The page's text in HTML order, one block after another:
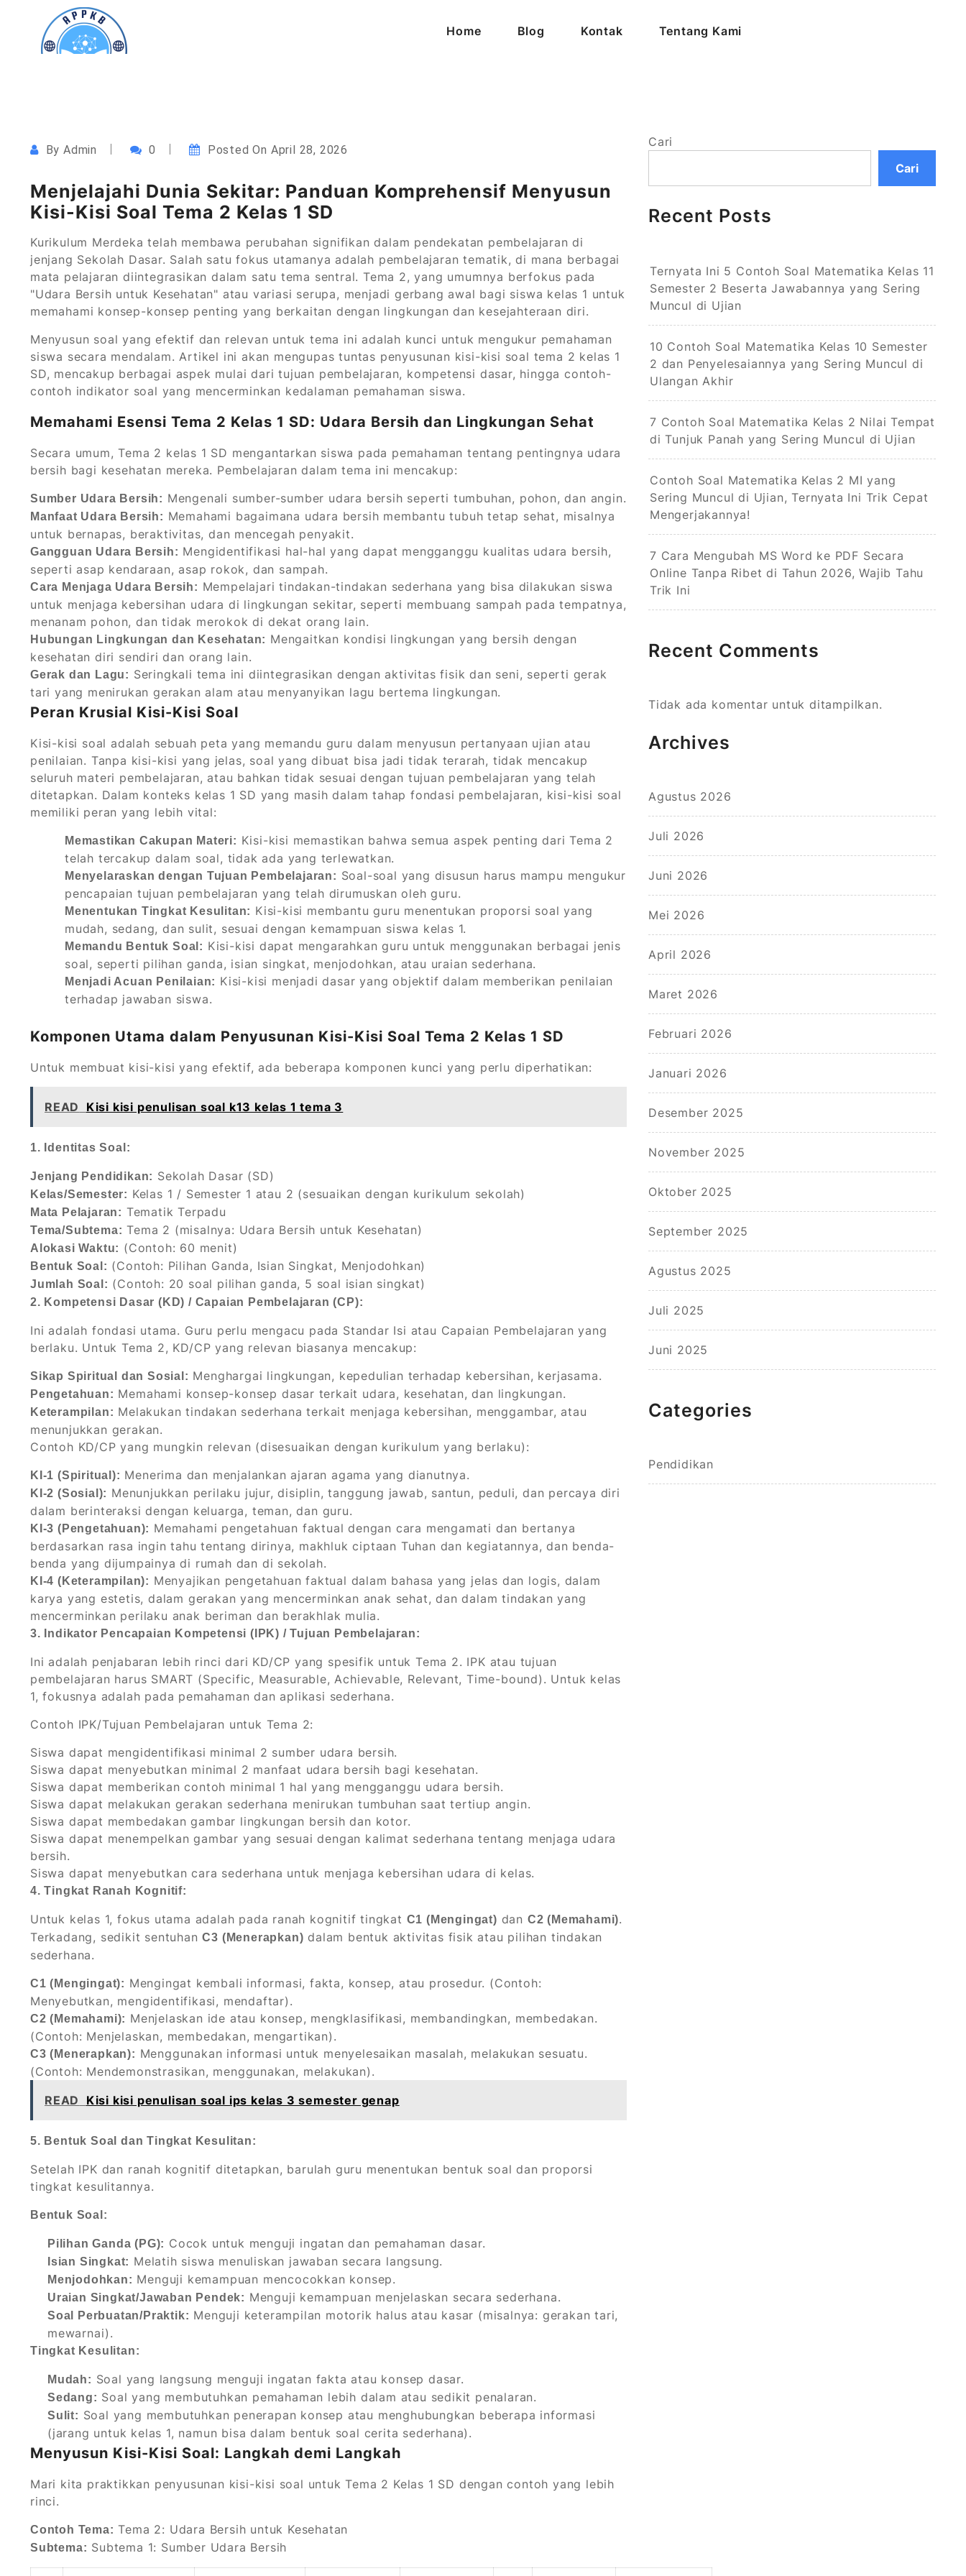
content
Home Blog Kontak Tentang Kami
ByAdmin 0 Posted On April 28, 2026
Menjelajahi Dunia Sekitar: Panduan Komprehensif Menyusun
Kisi-Kisi Soal Tema 2 Kelas 1 SD
Kurikulum Merdeka telah membawa perubahan signifikan dalam pendekatan pembelajaran di
jenjang Sekolah Dasar. Salah satu fokus utamanya adalah pembelajaran tematik, di mana berbagai
mata pelajaran diintegrasikan dalam satu tema sentral. Tema 2, yang umumnya berfokus pada
"Udara Bersih untuk Kesehatan" atau variasi serupa, menjadi gerbang awal bagi siswa kelas 1 untuk
memahami konsep-konsep penting yang berkaitan dengan lingkungan dan kesejahteraan diri.
Menyusun soal yang efektif dan relevan untuk tema ini adalah kunci untuk mengukur pemahaman
siswa secara mendalam. Artikel ini akan mengupas tuntas penyusunan kisi-kisi soal tema 2 kelas 1
SD, mencakup berbagai aspek mulai dari tujuan pembelajaran, kompetensi dasar, hingga contoh-
contoh indikator soal yang mencerminkan kedalaman pemahaman siswa.
Memahami Esensi Tema 2 Kelas 1 SD: Udara Bersih dan Lingkungan Sehat
Secara umum, Tema 2 kelas 1 SD mengantarkan siswa pada pemahaman tentang pentingnya udara
bersih bagi kesehatan mereka. Pembelajaran dalam tema ini mencakup:
Sumber Udara Bersih: Mengenali sumber-sumber udara bersih seperti tumbuhan, pohon, dan angin.
Manfaat Udara Bersih: Memahami bagaimana udara bersih membantu tubuh tetap sehat, misalnya
untuk bernapas, beraktivitas, dan mencegah penyakit.
Gangguan Udara Bersih: Mengidentifikasi hal-hal yang dapat mengganggu kualitas udara bersih,
seperti asap kendaraan, asap rokok, dan sampah.
Cara Menjaga Udara Bersih: Mempelajari tindakan-tindakan sederhana yang bisa dilakukan siswa
untuk menjaga kebersihan udara di lingkungan sekitar, seperti membuang sampah pada tempatnya,
menanam pohon, dan tidak merokok di dekat orang lain.
Hubungan Lingkungan dan Kesehatan: Mengaitkan kondisi lingkungan yang bersih dengan
kesehatan diri sendiri dan orang lain.
Gerak dan Lagu: Seringkali tema ini diintegrasikan dengan aktivitas fisik dan seni, seperti gerak
tari yang menirukan gerakan alam atau menyanyikan lagu bertema lingkungan.
Peran Krusial Kisi-Kisi Soal
Kisi-kisi soal adalah sebuah peta yang memandu guru dalam menyusun pertanyaan ujian atau
penilaian. Tanpa kisi-kisi yang jelas, soal yang dibuat bisa jadi tidak terarah, tidak mencakup
seluruh materi pembelajaran, atau bahkan tidak sesuai dengan tujuan pembelajaran yang telah
ditetapkan. Dalam konteks kelas 1 SD yang masih dalam tahap fondasi pembelajaran, kisi-kisi soal
memiliki peran yang lebih vital:
Memastikan Cakupan Materi: Kisi-kisi memastikan bahwa semua aspek penting dari Tema 2
telah tercakup dalam soal, tidak ada yang terlewatkan.
Menyelaraskan dengan Tujuan Pembelajaran: Soal-soal yang disusun harus mampu mengukur
pencapaian tujuan pembelajaran yang telah dirumuskan oleh guru.
Menentukan Tingkat Kesulitan: Kisi-kisi membantu guru menentukan proporsi soal yang
mudah, sedang, dan sulit, sesuai dengan kemampuan siswa kelas 1.
Memandu Bentuk Soal: Kisi-kisi dapat mengarahkan guru untuk menggunakan berbagai jenis
soal, seperti pilihan ganda, isian singkat, menjodohkan, atau uraian sederhana.
Menjadi Acuan Penilaian: Kisi-kisi menjadi dasar yang objektif dalam memberikan penilaian
terhadap jawaban siswa.
Komponen Utama dalam Penyusunan Kisi-Kisi Soal Tema 2 Kelas 1 SD
Untuk membuat kisi-kisi yang efektif, ada beberapa komponen kunci yang perlu diperhatikan:
READ Kisi kisi penulisan soal k13 kelas 1 tema 3
1. Identitas Soal:
Jenjang Pendidikan: Sekolah Dasar (SD)
Kelas/Semester: Kelas 1 / Semester 1 atau 2 (sesuaikan dengan kurikulum sekolah)
Mata Pelajaran: Tematik Terpadu
Tema/Subtema: Tema 2 (misalnya: Udara Bersih untuk Kesehatan)
Alokasi Waktu: (Contoh: 60 menit)
Bentuk Soal: (Contoh: Pilihan Ganda, Isian Singkat, Menjodohkan)
Jumlah Soal: (Contoh: 20 soal pilihan ganda, 5 soal isian singkat)
2. Kompetensi Dasar (KD) / Capaian Pembelajaran (CP):
Ini adalah fondasi utama. Guru perlu mengacu pada Standar Isi atau Capaian Pembelajaran yang
berlaku. Untuk Tema 2, KD/CP yang relevan biasanya mencakup:
Sikap Spiritual dan Sosial: Menghargai lingkungan, kepedulian terhadap kebersihan, kerjasama.
Pengetahuan: Memahami konsep-konsep dasar terkait udara, kesehatan, dan lingkungan.
Keterampilan: Melakukan tindakan sederhana terkait menjaga kebersihan, menggambar, atau
menunjukkan gerakan.
Contoh KD/CP yang mungkin relevan (disesuaikan dengan kurikulum yang berlaku):
KI-1 (Spiritual): Menerima dan menjalankan ajaran agama yang dianutnya.
KI-2 (Sosial): Menunjukkan perilaku jujur, disiplin, tanggung jawab, santun, peduli, dan percaya diri
dalam berinteraksi dengan keluarga, teman, dan guru.
KI-3 (Pengetahuan): Memahami pengetahuan faktual dengan cara mengamati dan bertanya
berdasarkan rasa ingin tahu tentang dirinya, makhluk ciptaan Tuhan dan kegiatannya, dan benda-
benda yang dijumpainya di rumah dan di sekolah.
KI-4 (Keterampilan): Menyajikan pengetahuan faktual dalam bahasa yang jelas dan logis, dalam
karya yang estetis, dalam gerakan yang mencerminkan anak sehat, dan dalam tindakan yang
mencerminkan perilaku anak beriman dan berakhlak mulia.
3. Indikator Pencapaian Kompetensi (IPK) / Tujuan Pembelajaran:
Ini adalah penjabaran lebih rinci dari KD/CP yang spesifik untuk Tema 2. IPK atau tujuan
pembelajaran harus SMART (Specific, Measurable, Achievable, Relevant, Time-bound). Untuk kelas
1, fokusnya adalah pada pemahaman dan aplikasi sederhana.
Contoh IPK/Tujuan Pembelajaran untuk Tema 2:
Siswa dapat mengidentifikasi minimal 2 sumber udara bersih.
Siswa dapat menyebutkan minimal 2 manfaat udara bersih bagi kesehatan.
Siswa dapat memberikan contoh minimal 1 hal yang mengganggu udara bersih.
Siswa dapat melakukan gerakan sederhana menirukan tumbuhan saat tertiup angin.
Siswa dapat membedakan gambar lingkungan bersih dan kotor.
Siswa dapat menempelkan gambar yang sesuai dengan kalimat sederhana tentang menjaga udara
bersih.
Siswa dapat menyebutkan cara sederhana untuk menjaga kebersihan udara di kelas.
4. Tingkat Ranah Kognitif:
Untuk kelas 1, fokus utama adalah pada ranah kognitif tingkat C1 (Mengingat) dan C2 (Memahami).
Terkadang, sedikit sentuhanC3 (Menerapkan) dalam bentuk aktivitas fisik atau pilihan tindakan
sederhana.
C1 (Mengingat): Mengingat kembali informasi, fakta, konsep, atau prosedur. (Contoh:
Menyebutkan, mengidentifikasi, mendaftar).
C2 (Memahami): Menjelaskan ide atau konsep, mengklasifikasi, membandingkan, membedakan.
(Contoh: Menjelaskan, membedakan, mengartikan).
C3 (Menerapkan): Menggunakan informasi untuk menyelesaikan masalah, melakukan sesuatu.
(Contoh: Mendemonstrasikan, menggunakan, melakukan).
READ
Kisi kisi penulisan soal ips kelas 3 semester genap
5. Bentuk Soal dan Tingkat Kesulitan:
Setelah IPK dan ranah kognitif ditetapkan, barulah guru menentukan bentuk soal dan proporsi
tingkat kesulitannya.
Bentuk Soal:
Pilihan Ganda (PG): Cocok untuk menguji ingatan dan pemahaman dasar.
Isian Singkat: Melatih siswa menuliskan jawaban secara langsung.
Menjodohkan: Menguji kemampuan mencocokkan konsep.
Uraian Singkat/Jawaban Pendek: Menguji kemampuan menjelaskan secara sederhana.
Soal Perbuatan/Praktik: Menguji keterampilan motorik halus atau kasar (misalnya: gerakan tari,
mewarnai).
Tingkat Kesulitan:
Mudah: Soal yang langsung menguji ingatan fakta atau konsep dasar.
Sedang: Soal yang membutuhkan pemahaman lebih dalam atau sedikit penalaran.
Sulit: Soal yang membutuhkan penerapan konsep atau menghubungkan beberapa informasi
(jarang untuk kelas 1, namun bisa dalam bentuk soal cerita sederhana).
Menyusun Kisi-Kisi Soal: Langkah demi Langkah
Mari kita praktikkan penyusunan kisi-kisi soal untuk Tema 2 Kelas 1 SD dengan contoh yang lebih
rinci.
Contoh Tema: Tema 2: Udara Bersih untuk Kesehatan
Subtema: Subtema 1: Sumber Udara Bersih
Cari
Cari
Recent Posts
Ternyata Ini 5 Contoh Soal Matematika Kelas 11
Semester 2 Beserta Jawabannya yang Sering
Muncul di Ujian
10 Contoh Soal Matematika Kelas 10 Semester
2 dan Penyelesaiannya yang Sering Muncul di
Ulangan Akhir
7 Contoh Soal Matematika Kelas 2 Nilai Tempat
di Tunjuk Panah yang Sering Muncul di Ujian
Contoh Soal Matematika Kelas 2 MI yang
Sering Muncul di Ujian, Ternyata Ini Trik Cepat
Mengerjakannya!
7 Cara Mengubah MS Word ke PDF Secara
Online Tanpa Ribet di Tahun 2026, Wajib Tahu
Trik Ini
Recent Comments
Tidak ada komentar untuk ditampilkan.
Archives
Agustus 2026
Juli 2026
Juni 2026
Mei 2026
April 2026
Maret 2026
Februari 2026
Januari 2026
Desember 2025
November 2025
Oktober 2025
September 2025
Agustus 2025
Juli 2025
Juni 2025
Categories
Pendidikan